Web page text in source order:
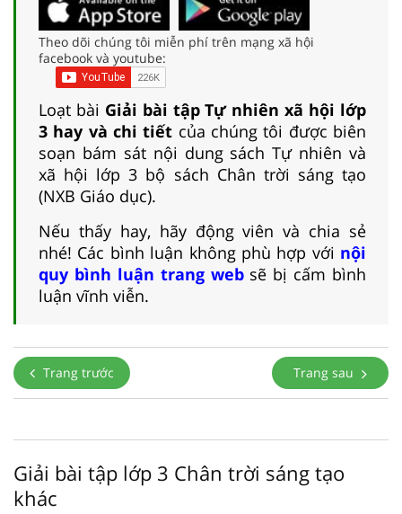
Theo dõi chúng tôi miễn phí trên mạng xã hội
facebook và youtube:
Loạt bài Giải bài tập Tự nhiên xã hội lớp
3 hay và chi tiết của chúng tôi được biên
soạn bám sát nội dung sách Tự nhiên và
xã hội lớp 3 bộ sách Chân trời sáng tạo
(NXB Giáo dục).
Nếu thấy hay, hãy động viên và chia sẻ
nhé! Các bình luận không phù hợp với nội
quy bình luận trang websẽ bị cấm bình
luận vĩnh viễn.
Trang trước Trang sau
Giải bài tập lớp 3 Chân trời sáng tạo
khác